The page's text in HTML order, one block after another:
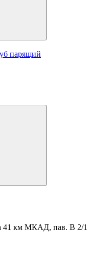
парящий
41 км МКАД, пав. В 2/1